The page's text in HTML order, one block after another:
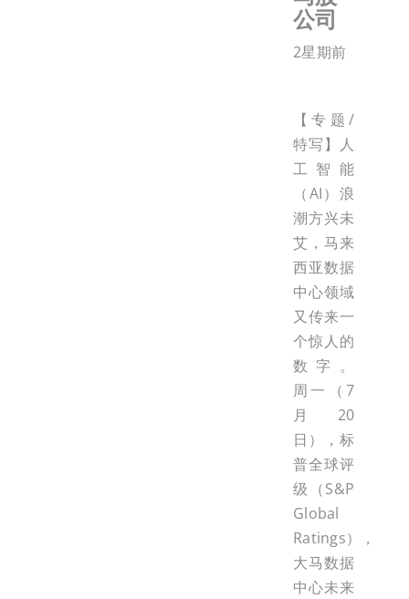
公司
2星期前
【专题/
特写】人
工智能
（AI）浪
潮方兴未
艾，马来
西亚数据
中心领域
又传来一
个惊人的
数字。
周一（7
月20
日），标
普全球评
级（S&P
Global
Ratings），
大马数据
中心未来